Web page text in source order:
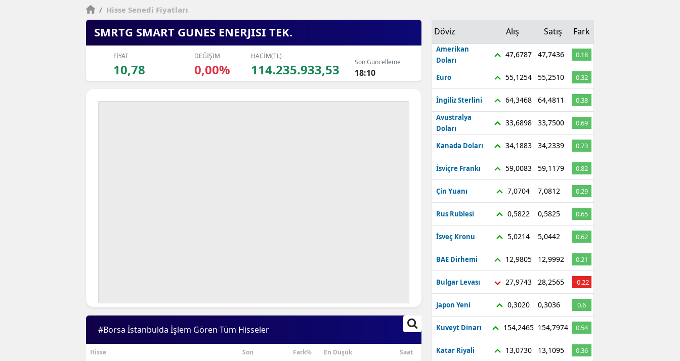
/ Hisse Senedi Fiyatları
SMRTG SMART GUNES ENERJISI TEK.
FİYAT
10,78
DEĞİŞİM
0,00%
HACİM(TL)
114.235.933,53 Son Güncelleme
18:10
#Borsa İstanbulda İşlem Gören Tüm Hisseler
Hisse Son Fark% En Düşük Saat
Döviz Alış Satış Fark
Amerikan
Doları
47,6787 47,7436 0.18
Euro 55,1254 55,2510 0.32
İngiliz Sterlini 64,3468 64,4811
0.38
Avustralya
Doları
33,6898 33,7500 0.69
Kanada Doları 34,1883 34,2339 0.73
İsviçre Frankı 59,0083 59,1179 0.82
Çin Yuanı 7,0704 7,0812 0.29
Rus Rublesi 0,5822 0,5825 0.65
İsveç Kronu 5,0214 5,0442 0.62
BAE Dirhemi 12,9805 12,9992 0.21
Bulgar Levası 27,9743 28,2565 -0.22
Japon Yeni 0,3020 0,3036 0.6
Kuveyt Dinarı 154,2465 154,7974 0.54
Katar Riyali 13,0730 13,1095 0.36